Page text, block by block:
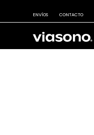
ENVÍOS CONTACTO